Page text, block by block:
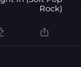
Rock)